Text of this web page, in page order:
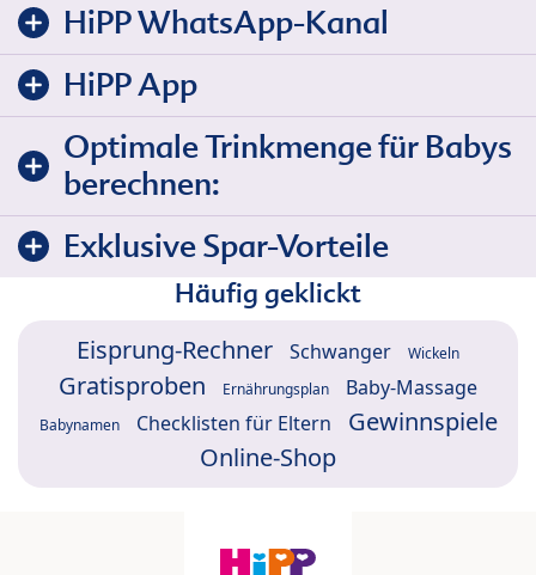
HiPP WhatsApp-Kanal
HiPP App
Optimale Trinkmenge für Babys
berechnen:
Exklusive Spar-Vorteile
Häufig geklickt
Eisprung-Rechner Schwanger Wickeln
Gratisproben Ernährungsplan Baby-Massage
Babynamen Checklisten für Eltern
Gewinnspiele
Online-Shop